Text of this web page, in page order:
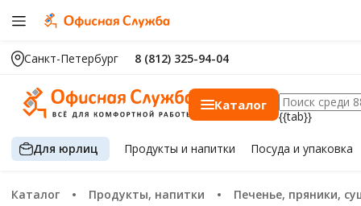
Санкт-Петербург 8 (812) 325-94-04
Каталог
{{tab}}
Для юрлиц Продуктыи напитки Посуда и упаковка
Каталог Продукты, напитки Печенье, пряники,